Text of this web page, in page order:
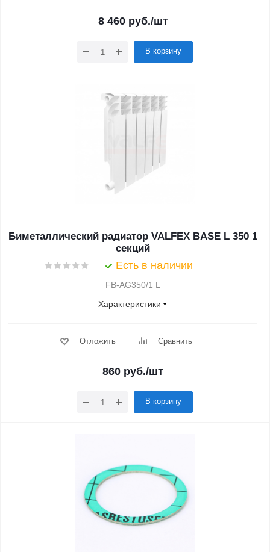
8 460руб./шт
В корзину
Биметаллический радиатор VALFEX BASE L 350 1
секций
Есть в наличии
FB-AG350/1 L
Характеристики
Отложить Сравнить
860 руб./шт
В корзину